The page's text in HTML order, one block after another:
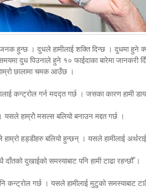
हुन्छ । दुधले हामीलाई शक्ति दिन्छ । दुधमा हुने
दुध पिउनाले हुने १० फाईदाका बारेमा जानकरी
छालामा चमक आउँछ ।
कन्ट्रोल गर्न मदद्त गर्छ । जसका कारण हामी
हाम्रोे मसल्स बलियो बनाउन मद्दत गर्छ ।
हड्डीहरु बलियो हुन्छन् । यसले हामीलाई
दुखाईको समस्याबाट पनि हामी टाढा रहन्छौँ ।
कन्ट्रोल गर्छ । यसले हामीलाई मुटुको समस्याबाट